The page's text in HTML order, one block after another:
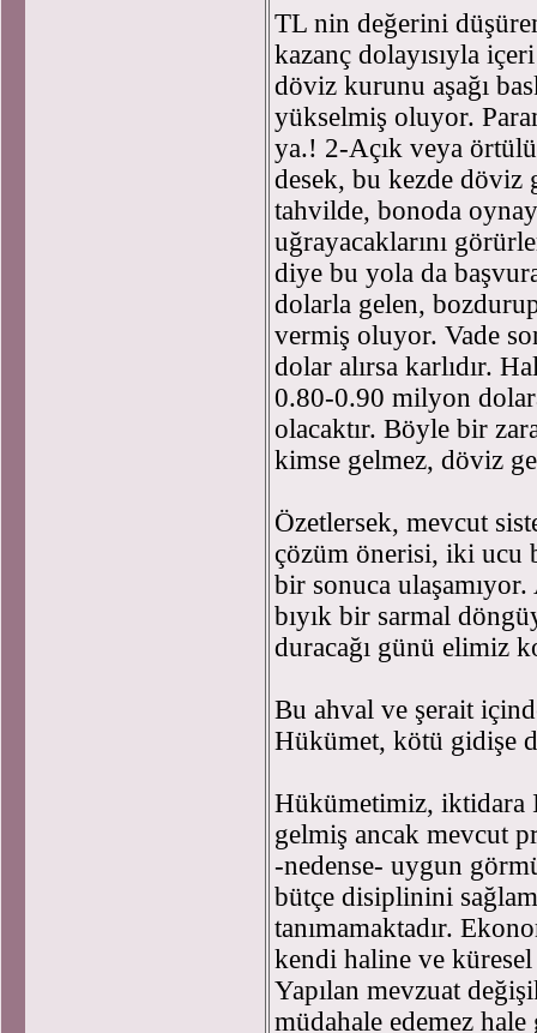
TL nin değerini
kazanç dolayısıyla
döviz kurunu aşağı
yükselmiş oluyor.
ya.! 2-Açık veya
desek, bu kezde döviz
tahvilde, bonoda
uğrayacaklarını
diye bu yola da
dolarla gelen,
vermiş oluyor. Vade
dolar alırsa karlıdır.
0.80-0.90 milyon
olacaktır. Böyle bir
kimse gelmez, döviz
Özetlersek, mevcut
çözüm önerisi, iki ucu
bir sonuca
bıyık bir sarmal
duracağı günü elimiz
Bu ahval ve şerait
Hükümet, kötü gidişe
Hükümetimiz, iktidara
gelmiş ancak mevcut
-nedense- uygun
bütçe disiplinini
tanımamaktadır.
kendi haline ve
Yapılan mevzuat
müdahale edemez